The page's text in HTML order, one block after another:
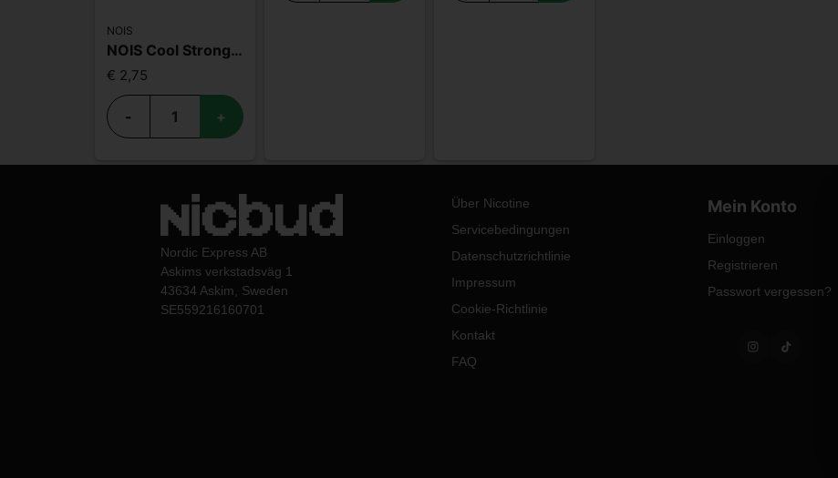
NOIS
NOIS Cool Strong Extreme 50mg
€ 2,75
- +
Nordic Express AB
Askims verkstadsväg 1
43634 Askim, Sweden
SE559216160701
Über Nicotine
Servicebedingungen
Datenschutzrichtlinie
Impressum
Cookie-Richtlinie
Kontakt
FAQ
Mein Konto
Einloggen
Registrieren
Passwort vergessen?